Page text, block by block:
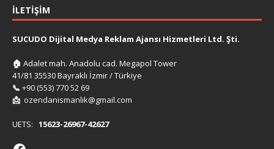
İLETIŞIM
SUCUDO Dijital Medya Reklam Ajansı Hizmetleri Ltd. Şti.
🏠 Adalet mah. Anadolu cad. Megapol Tower
41/81 35530 Bayraklı İzmir / Türkiye
📞 +90 (553) 770 52 69
📩 ozendanismanlik@gmail.com
UETS: 15623-26967-42627